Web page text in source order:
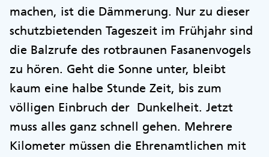
machen, ist die Dämmerung. Nur zu dieser
schutzbietenden Tageszeit im Frühjahr sind
die Balzrufe des rotbraunen Fasanenvogels
zu hören. Geht die Sonne unter, bleibt
kaum eine halbe Stunde Zeit, bis zum
völligen Einbruch der Dunkelheit. Jetzt
muss alles ganz schnell gehen. Mehrere
Kilometer müssen die Ehrenamtlichen mit